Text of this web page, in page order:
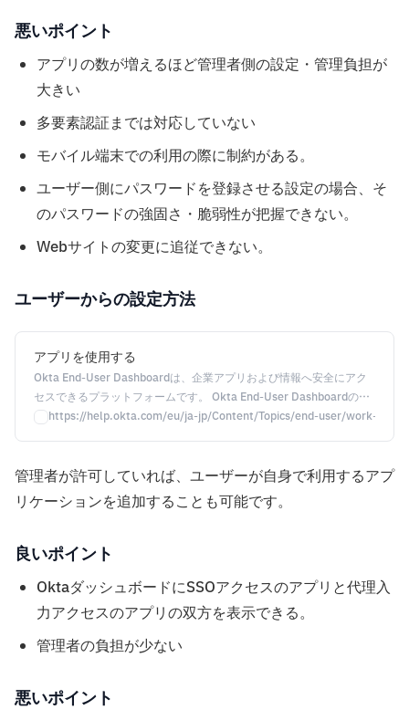
悪いポイント
アプリの数が増えるほど管理者側の設定・管理負担が
大きい
多要素認証までは対応していない
モバイル端末での利用の際に制約がある。
ユーザー側にパスワードを登録させる設定の場合、そ
のパスワードの強固さ・脆弱性が把握できない。
Webサイトの変更に追従できない。
ユーザーからの設定方法
アプリを使用する
Okta End-User Dashboardは、企業アプリおよび情報へ安全にアク
セスできるプラットフォームです。 Okta End-User Dashboardのユ
ーザー向けに、サインオン情報の変更、タブの追加・削除、アプリの
https://help.okta.com/eu/ja-jp/Content/Topics/end-user/work-with-
管理者が許可していれば、ユーザーが自身で利用するアプ
リケーションを追加することも可能です。
良いポイント
OktaダッシュボードにSSOアクセスのアプリと代理入
力アクセスのアプリの双方を表示できる。
管理者の負担が少ない
悪いポイント